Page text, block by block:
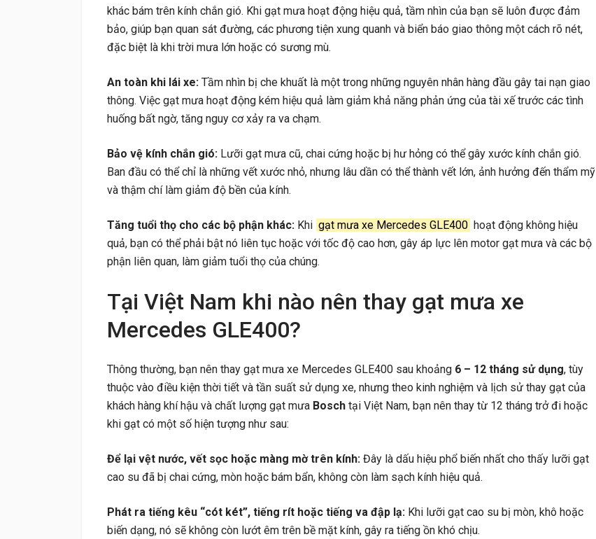
khác bám trên kính chắn gió. Khi gạt mưa hoạt động hiệu quả, tầm nhìn của bạn sẽ luôn được đảm
bảo, giúp bạn quan sát đường, các phương tiện xung quanh và biển báo giao thông một cách rõ nét,
đặc biệt là khi trời mưa lớn hoặc có sương mù.
An toàn khi lái xe: Tầm nhìn bị che khuất là một trong những nguyên nhân hàng đầu gây tai nạn giao
thông. Việc gạt mưa hoạt động kém hiệu quả làm giảm khả năng phản ứng của tài xế trước các tình
huống bất ngờ, tăng nguy cơ xảy ra va chạm.
Bảo vệ kính chắn gió: Lưỡi gạt mưa cũ, chai cứng hoặc bị hư hỏng có thể gây xước kính chắn gió.
Ban đầu có thể chỉ là những vết xước nhỏ, nhưng lâu dần có thể thành vết lớn, ảnh hưởng đến thẩm mỹ
và thậm chí làm giảm độ bền của kính.
Tăng tuổi thọ cho các bộ phận khác: Khi gạt mưa xe Mercedes GLE400 hoạt động không hiệu
quả, bạn có thể phải bật nó liên tục hoặc với tốc độ cao hơn, gây áp lực lên motor gạt mưa và các bộ
phận liên quan, làm giảm tuổi thọ của chúng.
Tại Việt Nam khi nào nên thay gạt mưa xe
Mercedes GLE400?
Thông thường, bạn nên thay gạt mưa xe Mercedes GLE400 sau khoảng 6 – 12 tháng sử dụng, tùy
thuộc vào điều kiện thời tiết và tần suất sử dụng xe, nhưng theo kinh nghiệm và lịch sử thay gạt của
khách hàng khí hậu và chất lượng gạt mưa Bosch tại Việt Nam, bạn nên thay từ 12 tháng trở đi hoặc
khi gạt có một số hiện tượng như sau:
Để lại vệt nước, vết sọc hoặc màng mờ trên kính: Đây là dấu hiệu phổ biến nhất cho thấy lưỡi gạt
cao su đã bị chai cứng, mòn hoặc bám bẩn, không còn làm sạch kính hiệu quả.
Phát ra tiếng kêu “cót két”, tiếng rít hoặc tiếng va đập lạ: Khi lưỡi gạt cao su bị mòn, khô hoặc
biến dạng, nó sẽ không còn lướt êm trên bề mặt kính, gây ra tiếng ồn khó chịu.